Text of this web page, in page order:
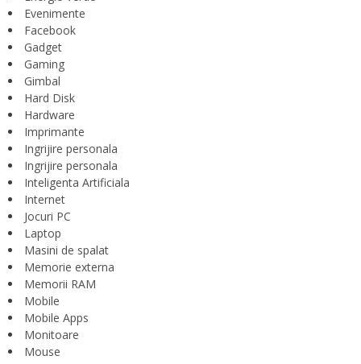
Evenimente
Facebook
Gadget
Gaming
Gimbal
Hard Disk
Hardware
Imprimante
Ingrijire personala
Ingrijire personala
Inteligenta Artificiala
Internet
Jocuri PC
Laptop
Masini de spalat
Memorie externa
Memorii RAM
Mobile
Mobile Apps
Monitoare
Mouse